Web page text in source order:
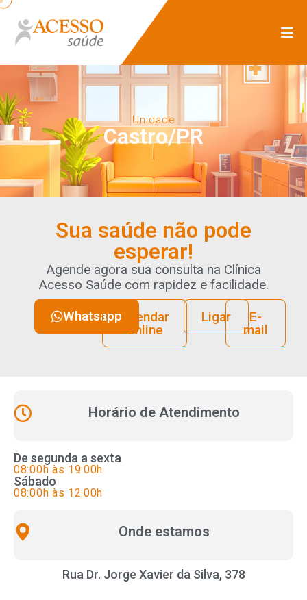
Unidade
Castro/PR
Sua saúde não pode
esperar!
Agende agora sua consulta na Clínica
Acesso Saúde com rapidez e facilidade.
WhatsappAgendar
Online
Ligar
E-
mail
Horário de Atendimento
De segunda a sexta
08:00h às 19:00h
Sábado
08:00h às 12:00h
Onde estamos
Rua Dr. Jorge Xavier da Silva, 378